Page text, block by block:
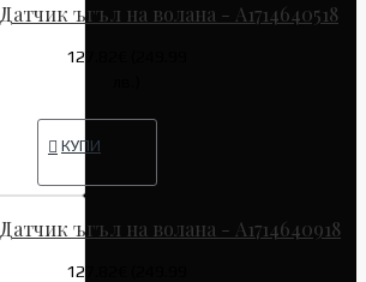
Датчик ъгъл на волана - A1714640518
127.82€ (249.99
КУПИ
Датчик ъгъл на волана - A1714640918
127.82€ (249.99